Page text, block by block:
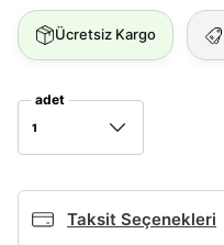
Ücretsiz Kargo
adet
1
Taksit Seçenekleri